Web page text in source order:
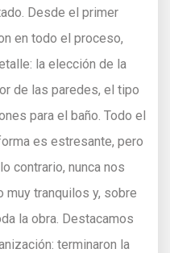
Desde el primer
en todo el proceso,
la elección de la
de las paredes, el tipo
para el baño. Todo el
es estresante, pero
contrario, nunca nos
tranquilos y, sobre
la obra. Destacamos
terminaron la